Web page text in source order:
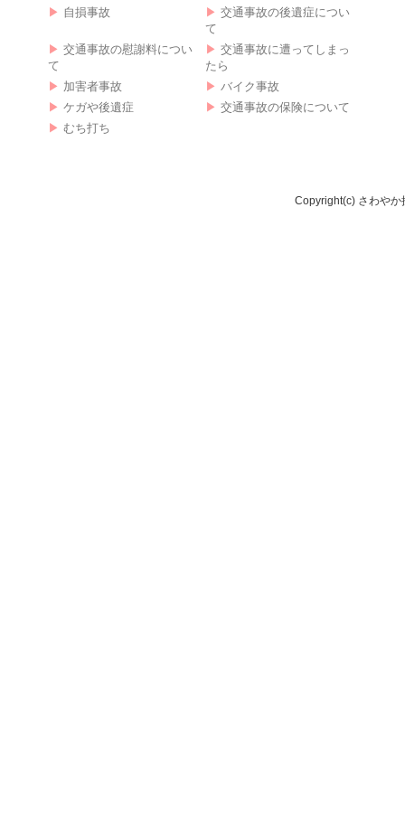
自損事故
交通事故の後遺症につい
て
交通事故の慰謝料につい
て
交通事故に遭ってしまっ
たら
加害者事故
バイク事故
ケガや後遺症
交通事故の保険について
むち打ち
Copyright(c) さわや